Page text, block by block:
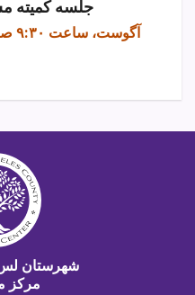
جلسه کمیته
۱۳ آگوست، ساعت ۹:۳۰ صبح
شهرستان
مرکز